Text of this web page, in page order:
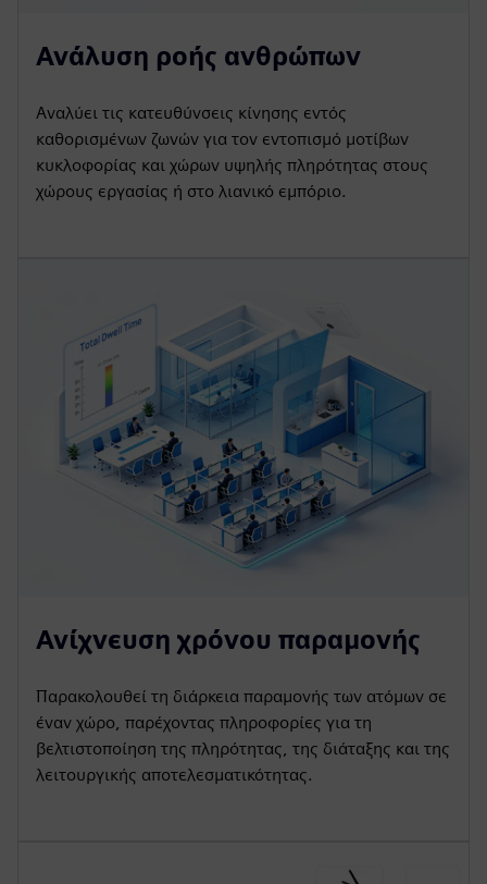
Ανάλυση ροής ανθρώπων
Αναλύει τις κατευθύνσεις κίνησης εντός
καθορισμένων ζωνών για τον εντοπισμό μοτίβων
κυκλοφορίας και χώρων υψηλής πληρότητας στους
χώρους εργασίας ή στο λιανικό εμπόριο.
Ανίχνευση χρόνου παραμονής
Παρακολουθεί τη διάρκεια παραμονής των ατόμων σε
έναν χώρο, παρέχοντας πληροφορίες για τη
βελτιστοποίηση της πληρότητας, της διάταξης και της
λειτουργικής αποτελεσματικότητας.